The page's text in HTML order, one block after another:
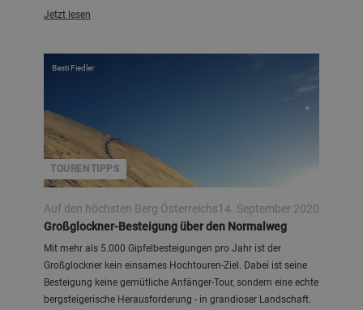
Jetzt lesen
TOURENTIPPS
Basti Fiedler
Auf den höchsten Berg Österreichs14. September 2020
Großglockner-Besteigung über den Normalweg
Mit mehr als 5.000 Gipfelbesteigungen pro Jahr ist der
Großglockner kein einsames Hochtouren-Ziel. Dabei ist seine
Besteigung keine gemütliche Anfänger-Tour, sondern eine echte
bergsteigerische Herausforderung - in grandioser Landschaft.